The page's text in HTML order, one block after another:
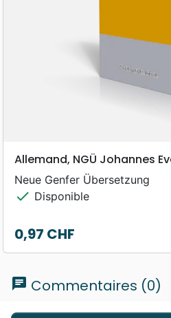
Allemand, NGÜ Johannes
Neue Genfer Übersetzung
check Disponible
Prix
0,97 CHF
chat Commentaires (0)